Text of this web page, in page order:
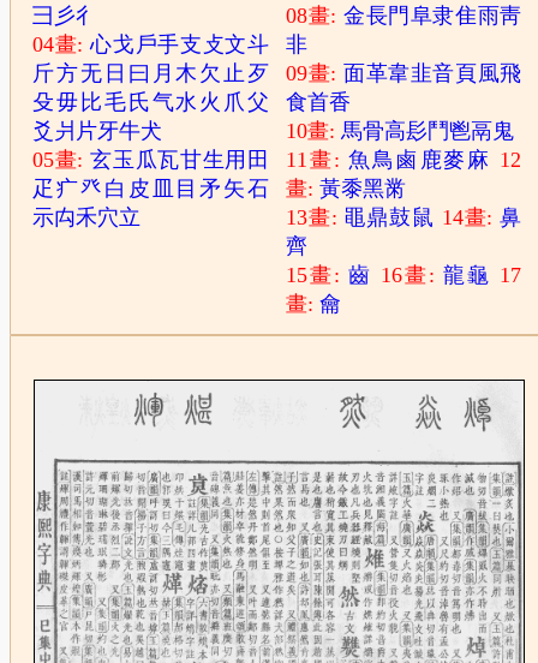
彐 彡彳
04畫:心戈 戶手支 攴文斗
斤方无 日 曰 月木 欠止 歹
殳毋 比毛 氏气水 火 爪父
爻 爿 片牙牛犬
05畫:玄玉 瓜瓦甘生用 田
疋 疒癶 白 皮 目矛 矢石
示禸禾穴立
08畫: 金長門 阜隶隹雨靑
非
09畫: 面革韋韭音頁風飛
食首香
10畫:馬骨高髟 鬥鬯鬲 鬼
11畫: 魚鳥 鹵 鹿麥 麻 12
畫:黃黍黑黹
13畫: 黽鼎鼓鼠 14畫:鼻
齊
15畫:齒 16畫:龍龜 17
畫:龠